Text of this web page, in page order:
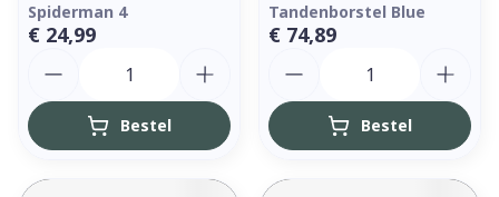
Spiderman 4
€ 24,99
Bestel
Tandenborstel Blue
€ 74,89
Bestel